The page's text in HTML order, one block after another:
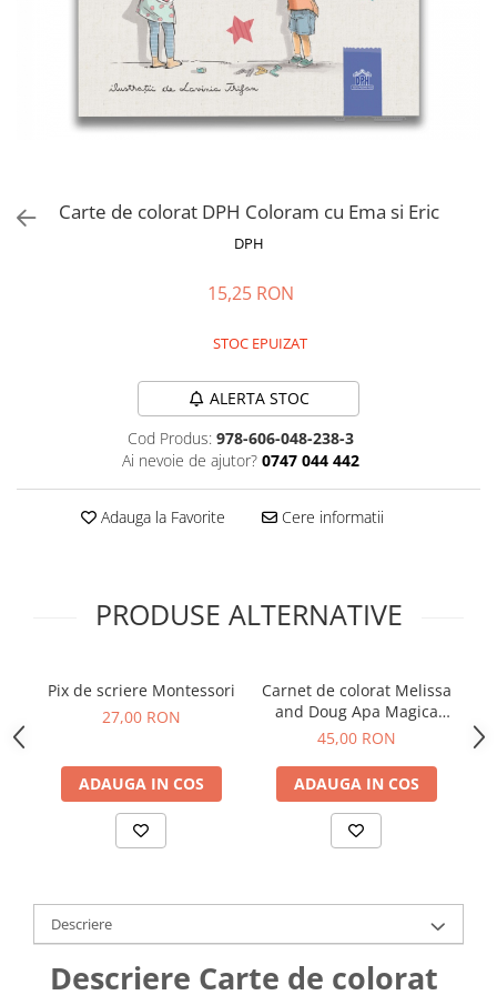
Figurine jucarii mici
Jocuri de societate
Carte de colorat DPH Coloram cu Ema si Eric
DPH
15,25 RON
STOC EPUIZAT
ALERTA STOC
Cod Produs: 978-606-048-238-3
Ai nevoie de ajutor? 0747 044 442
Adauga la Favorite Cere informatii
PRODUSE ALTERNATIVE
Pix de scriere Montessori
27,00 RON
ADAUGA IN COS
Carnet de colorat Melissa
and Doug Apa Magica
Labirint
45,00 RON
ADAUGA IN COS
Descriere
Descriere Carte de colorat